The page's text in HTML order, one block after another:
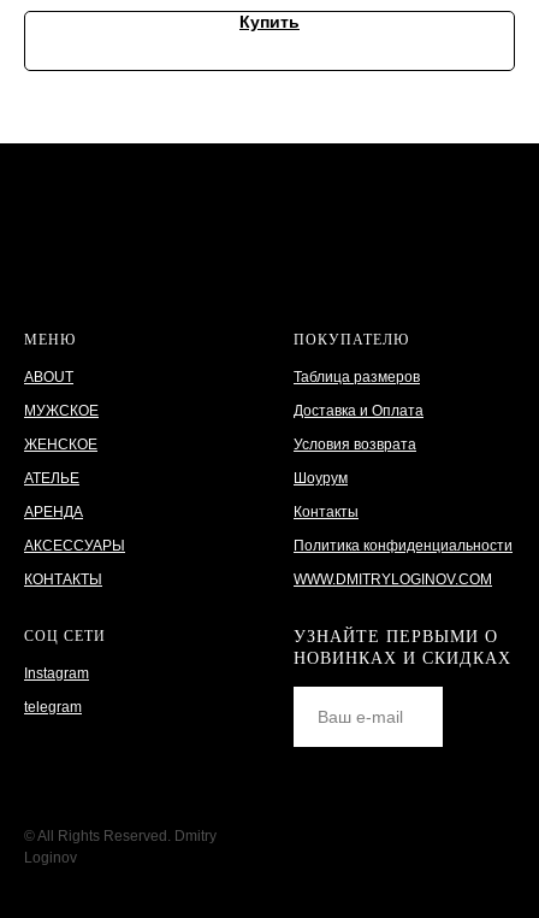
Купить
МЕНЮ
ABOUT
МУЖСКОЕ
ЖЕНСКОЕ
АТЕЛЬЕ
АРЕНДА
АКСЕССУАРЫ
КОНТАКТЫ
ПОКУПАТЕЛЮ
Таблица размеров
Доставка и Оплата
Условия возврата
Шоурум
Контакты
Политика конфиденциальности
WWW.DMITRYLOGINOV.COM
СОЦ СЕТИ
Instagram
telegram
УЗНАЙТЕ ПЕРВЫМИ О
НОВИНКАХ И СКИДКАХ
© All Rights Reserved. Dmitry
Loginov